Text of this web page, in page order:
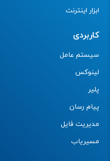
ابزار اینترنت
کاربردی
سیستم عامل
لینوکس
پلیر
پیام رسان
مدیریت فایل
مسیریاب